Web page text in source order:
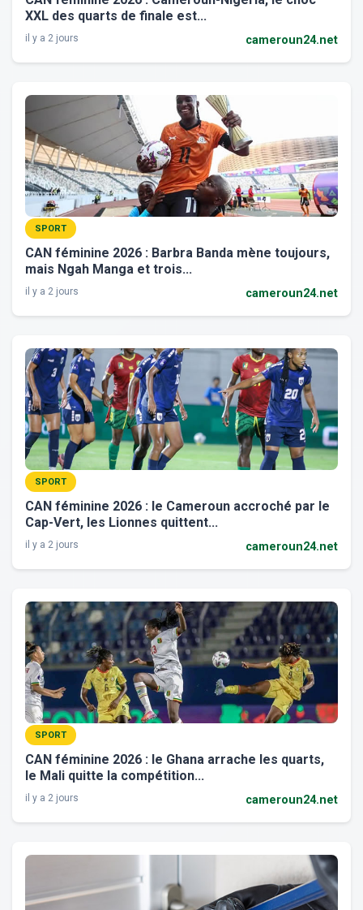
XXL des quarts de finale est...
il y a 2 jours cameroun24.net
SPORT
CAN féminine 2026 : Barbra Banda mène toujours,
mais Ngah Manga et trois...
il y a 2 jours cameroun24.net
SPORT
CAN féminine 2026 : le Cameroun accroché par le
Cap-Vert, les Lionnes quittent...
il y a 2 jours cameroun24.net
SPORT
CAN féminine 2026 : le Ghana arrache les quarts,
le Mali quitte la compétition...
il y a 2 jours cameroun24.net